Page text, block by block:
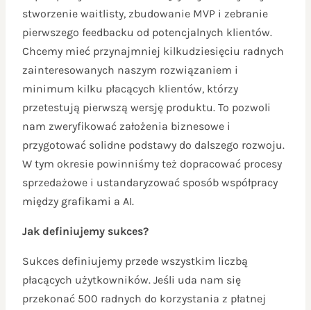
stworzenie waitlisty, zbudowanie MVP i zebranie
pierwszego feedbacku od potencjalnych klientów.
Chcemy mieć przynajmniej kilkudziesięciu radnych
zainteresowanych naszym rozwiązaniem i
minimum kilku płacących klientów, którzy
przetestują pierwszą wersję produktu. To pozwoli
nam zweryfikować założenia biznesowe i
przygotować solidne podstawy do dalszego rozwoju.
W tym okresie powinniśmy też dopracować procesy
sprzedażowe i ustandaryzować sposób współpracy
między grafikami a AI.
Jak definiujemy sukces?
Sukces definiujemy przede wszystkim liczbą
płacących użytkowników. Jeśli uda nam się
przekonać 500 radnych do korzystania z płatnej